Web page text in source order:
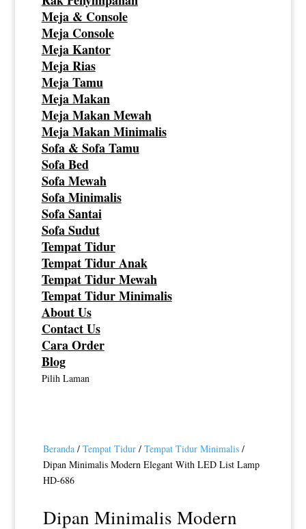
Meja & Console
Meja Console
Meja Kantor
Meja Rias
Meja Tamu
Meja Makan
Meja Makan Mewah
Meja Makan Minimalis
Sofa & Sofa Tamu
Sofa Bed
Sofa Mewah
Sofa Minimalis
Sofa Santai
Sofa Sudut
Tempat Tidur
Tempat Tidur Anak
Tempat Tidur Mewah
Tempat Tidur Minimalis
About Us
Contact Us
Cara Order
Blog
Pilih Laman
Beranda/ Tempat Tidur/ Tempat Tidur Minimalis/
Dipan Minimalis Modern Elegant With LED List Lamp
HD-686
Dipan Minimalis Modern